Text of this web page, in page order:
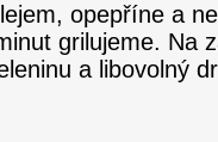
opepříne a
grilujeme. Na
a libovolný